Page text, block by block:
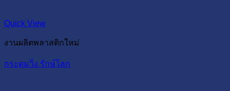
Quick View
งานผลิตพลาสติกใหม่
กระดุมวิ่ง รักษ์โลก